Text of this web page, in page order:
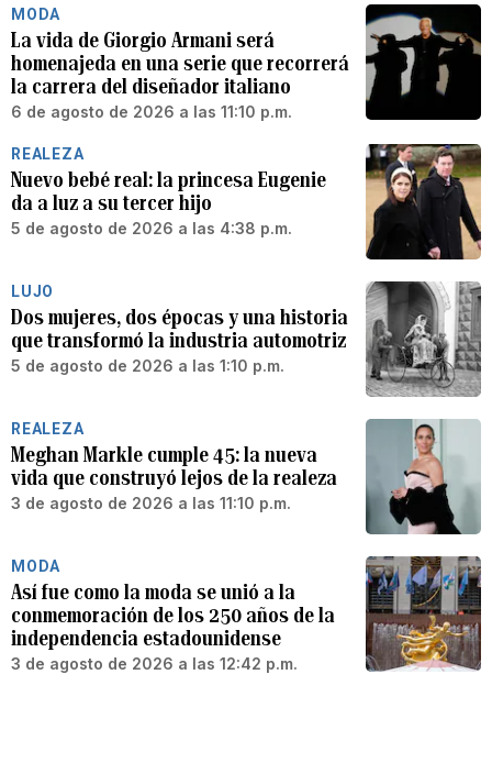
MODA
La vida de Giorgio Armani será
homenajeda en una serie que recorrerá
la carrera del diseñador italiano
6 de agosto de 2026 a las 11:10 p.m.
REALEZA
Nuevo bebé real: la princesa Eugenie
da a luz a su tercer hijo
5 de agosto de 2026 a las 4:38 p.m.
LUJO
Dos mujeres, dos épocas y una historia
que transformó la industria automotriz
5 de agosto de 2026 a las 1:10 p.m.
REALEZA
Meghan Markle cumple 45: la nueva
vida que construyó lejos de la realeza
3 de agosto de 2026 a las 11:10 p.m.
MODA
Así fue como la moda se unió a la
conmemoración de los 250 años de la
independencia estadounidense
3 de agosto de 2026 a las 12:42 p.m.